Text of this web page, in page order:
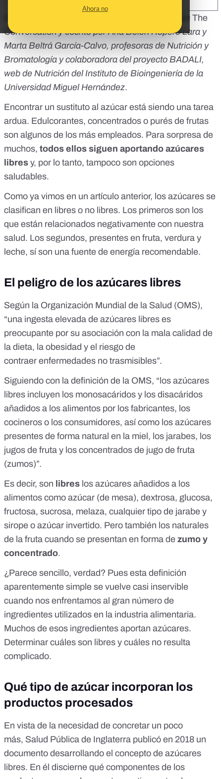
Ahora no
Este artículo ha sido originalmente publicado en The
Conversationy escrito porAna Belén Ropero Lara y
Marta Beltrá García-Calvo, profesoras de Nutrición y
Bromatología y colaboradora del proyecto BADALI,
web de Nutrición del Instituto de Bioingeniería de la
Universidad Miguel Hernández.
Encontrar un sustituto al azúcar está siendo una tarea
ardua. Edulcorantes, concentrados o purés de frutas
son algunos de los más empleados. Para sorpresa de
muchos, todos ellos siguen aportando azúcares
libres y, por lo tanto, tampoco son opciones
saludables.
Como ya vimos en un artículo anterior, los azúcares se
clasifican en libres o no libres. Los primeros son los
que están relacionados negativamente con nuestra
salud. Los segundos, presentes en fruta, verdura y
leche, sí son una fuente de energía recomendable.
El peligro de los azúcares libres
Según la Organización Mundial de la Salud (OMS),
“una ingesta elevada de azúcares libres es
preocupante por su asociación con la mala calidad de
la dieta, la obesidad y el riesgo de
contraer enfermedades no trasmisibles”.
Siguiendo con la definición de la OMS, “los azúcares
libres incluyen los monosacáridos y los disacáridos
añadidos a los alimentos por los fabricantes, los
cocineros o los consumidores, así como los azúcares
presentes de forma natural en la miel, los jarabes, los
jugos de fruta y los concentrados de jugo de fruta
(zumos)”.
Es decir, son libres los azúcares añadidos a los
alimentos como azúcar (de mesa), dextrosa, glucosa,
fructosa, sucrosa, melaza, cualquier tipo de jarabe y
sirope o azúcar invertido. Pero también los naturales
de la fruta cuando se presentan en forma de zumo y
concentrado.
¿Parece sencillo, verdad? Pues esta definición
aparentemente simple se vuelve casi inservible
cuando nos enfrentamos al gran número de
ingredientes utilizados en la industria alimentaria.
Muchos de esos ingredientes aportan azúcares.
Determinar cuáles son libres y cuáles no resulta
complicado.
Qué tipo de azúcar incorporan los
productos procesados
En vista de la necesidad de concretar un poco
más, Salud Pública de Inglaterra publicó en 2018 un
documento desarrollando el concepto de azúcares
libres. En él discierne qué componentes de los